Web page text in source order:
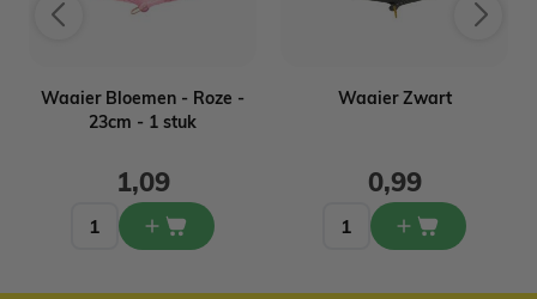
Waaier Bloemen - Roze -
23cm - 1 stuk
1,09
Waaier Zwart
0,99